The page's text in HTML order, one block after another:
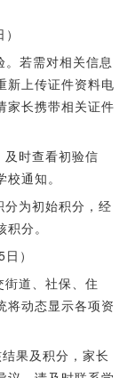
若需对相关信息
新上传证件资料电
家长携带相关证件
时查看初验信
通知。
为初始积分，经
分。
）
道、社保、住
将动态显示各项资
果及积分，家长